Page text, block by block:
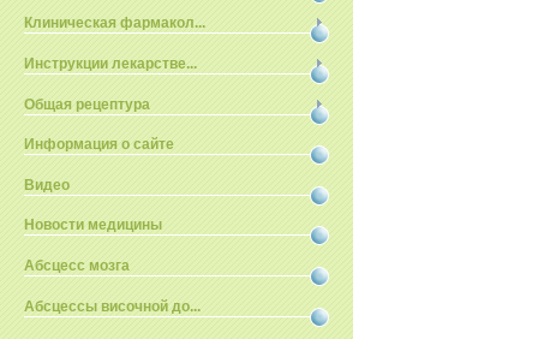
Клиническая фармакол...
Инструкции лекарстве...
Общая рецептура
Информация о сайте
Видео
Новости медицины
Абсцесс мозга
Абсцессы височной до...